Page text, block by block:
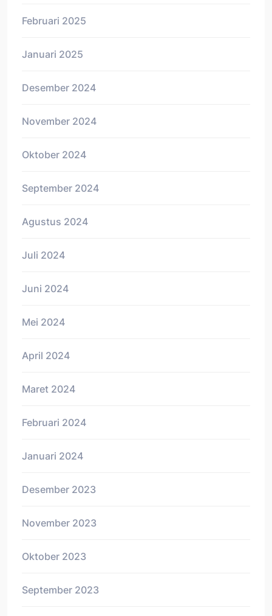
Februari 2025
Januari 2025
Desember 2024
November 2024
Oktober 2024
September 2024
Agustus 2024
Juli 2024
Juni 2024
Mei 2024
April 2024
Maret 2024
Februari 2024
Januari 2024
Desember 2023
November 2023
Oktober 2023
September 2023